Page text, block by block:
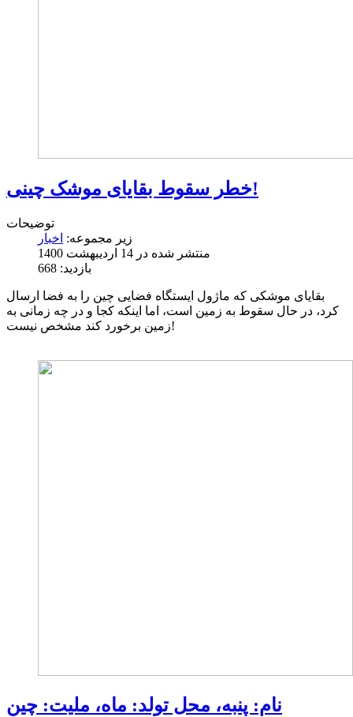
خطر سقوط بقایای موشک چینی!
توضیحات
زیر مجموعه: اخبار
منتشر شده در 14 ارديبهشت 1400
بازدید: 668
بقایای موشکی که ماژول ایستگاه فضایی چین را به فضا ارسال
کرد، در حال سقوط به زمین است، اما اینکه کجا و در چه زمانی به
زمین برخورد کند مشخص نیست!
نام: پنبه، محل تولد: ماه، ملیت: چین